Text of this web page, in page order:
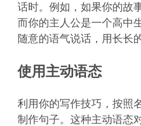
话时。例如，如果你的故
而你的主人公是一个高中
随意的语气说话，用长长
使用主动语态
利用你的写作技巧，按照
制作句子。这种主动语态